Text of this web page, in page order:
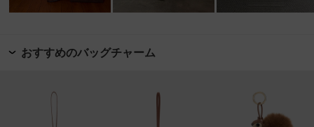
おすすめのバッグチャーム